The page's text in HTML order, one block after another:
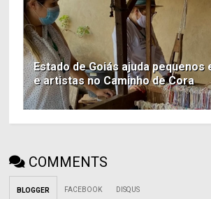
Estado de Goiás ajuda
e artistas no Caminho de Cora
COMMENTS
BLOGGER FACEBOOK DISQUS